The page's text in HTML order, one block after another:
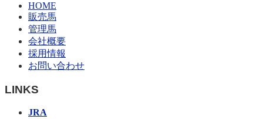
HOME
販売馬
管理馬
会社概要
採用情報
お問い合わせ
LINKS
JRA